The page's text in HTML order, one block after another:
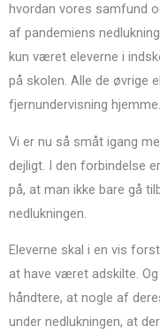
hvordan vores samfund
af pandemiens
kun været eleverne i
på skolen. Alle de øvrige
fjernundervisning hjemme.
Vi er nu så småt igang
dejligt. I den forbindelse
på, at man ikke bare gå
nedlukningen.
Eleverne skal i en vis
at have været adskilte.
håndtere, at nogle af
under nedlukningen, at